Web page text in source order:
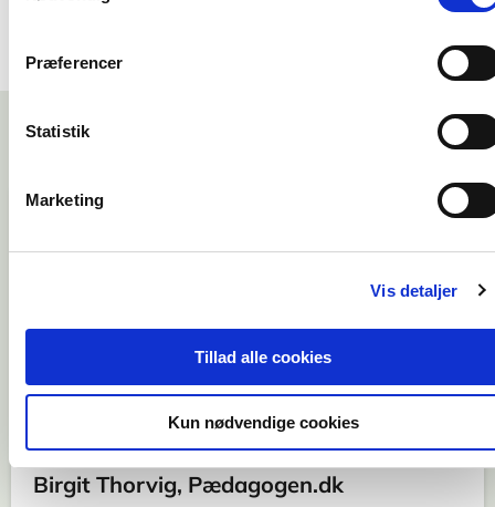
Præferencer
Statistik
Marketing
Vis detaljer
Tillad alle cookies
Kun nødvendige cookies
med at skabe udvikling hos
børn gennem samspil og
legeaktivitet.
Birgit Thorvig, Pædagogen.dk